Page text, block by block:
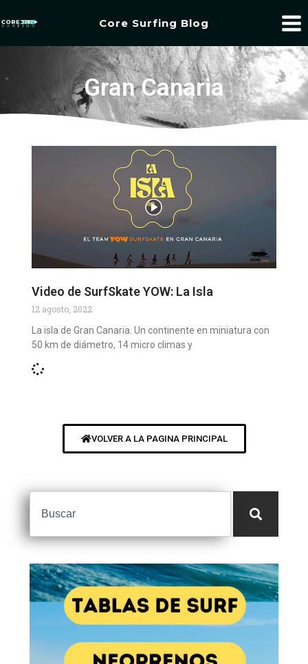
Core Surfing Blog
Gran Canaria
Video de SurfSkate YOW: La Isla
12 agosto, 2022
La isla de Gran Canaria. Un continente en miniatura con
50 km de diámetro, 14 micro climas y
VOLVER A LA PAGINA PRINCIPAL